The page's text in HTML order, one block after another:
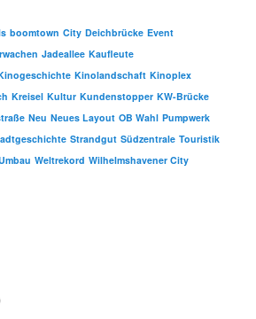
boomtown City Deichbrücke Event
Jadeallee Kaufleute
Kinolandschaft Kinoplex
Kreisel Kultur Kundenstopper KW-Brücke
Neu Neues Layout OB Wahl Pumpwerk
Strandgut Südzentrale Touristik
Weltrekord Wilhelmshavener City